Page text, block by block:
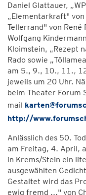
Daniel Glattauer,
„Elementarkraft" von
Tellerrand" von René
Wolfgang
Kloimstein, „Rezept
Rado sowie
am 5., 9., 10., 11.,
jeweils um 20 Uhr.
beim Theater
mail
http://
Anlässlich des 50.
am Freitag, 4. April,
in Krems/Stein ein
ausgewählten
Gestaltet wird das
ewig fremd ..." von